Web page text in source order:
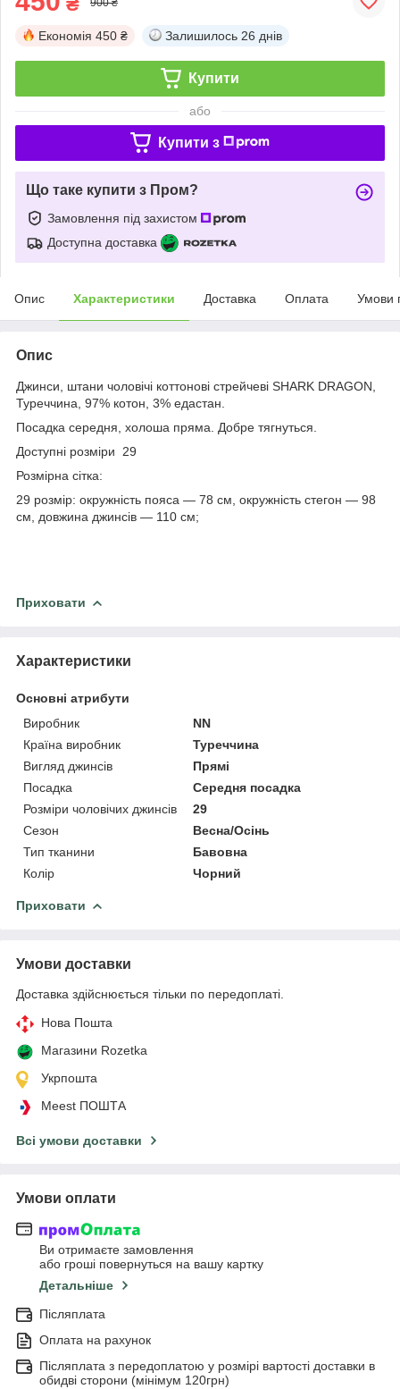
Економія 450 ₴ Залишилось 26 днів
Купити
або
Купити з
Що таке купити з Пром?
Замовлення під захистом
Доступна доставка
Опис Характеристики Доставка Оплата Умови
Опис
Джинси, штани чоловічі коттонові стрейчеві SHARK DRAGON,
Туреччина, 97% котон, 3% едастан.
Посадка середня, холоша пряма. Добре тягнуться.
Доступні розміри 29
Розмірна сітка:
29 розмір: окружність пояса — 78 см, окружність стегон — 98
см, довжина джинсів — 110 см;
Приховати
Характеристики
Основні атрибути
Виробник
NN
Країна виробник
Туреччина
Вигляд джинсів
Прямі
Посадка
Середня посадка
Розміри чоловічих джинсів
29
Сезон
Весна/Осінь
Тип тканини
Бавовна
Колір
Чорний
Приховати
Умови доставки
Доставка здійснюється тільки по передоплаті.
Нова Пошта
Магазини Rozetka
Укрпошта
Meest ПОШТА
Всі умови доставки
Умови оплати
Ви отримаєте замовлення
або гроші повернуться на вашу картку
Детальніше
Післяплата
Оплата на рахунок
Післяплата з передоплатою у розмірі вартості доставки в
обидві сторони (мінімум 120грн)